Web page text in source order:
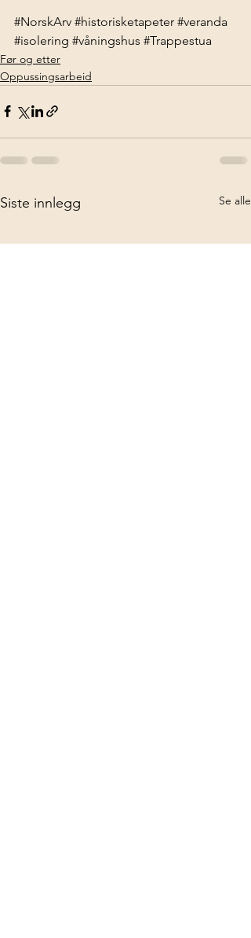
#NorskArv #historisketapeter #veranda
#isolering #våningshus #Trappestua
Før og etter
Oppussingsarbeid
Siste innlegg Se alle